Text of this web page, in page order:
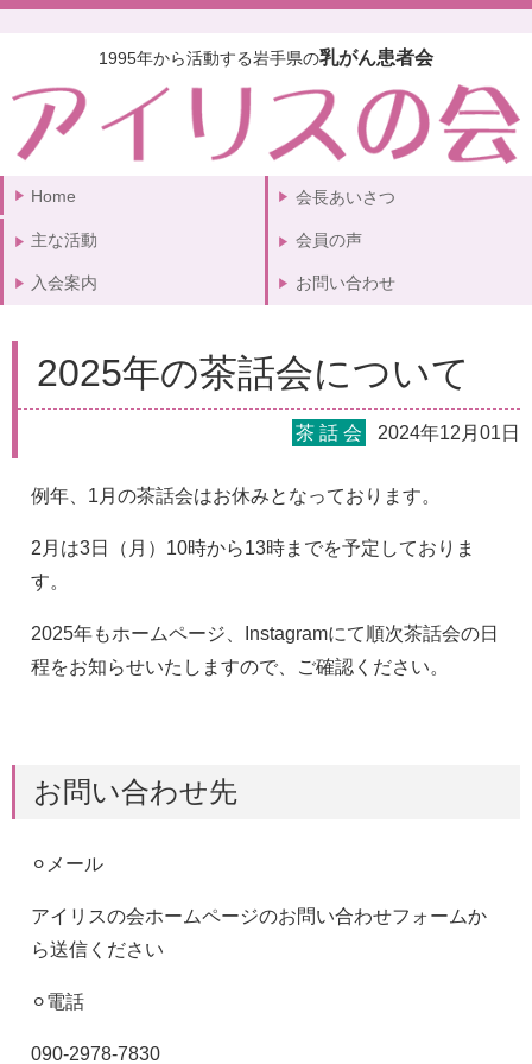
1995年から活動する岩手県の乳がん患者会
Home 会長あいさつ
主な活動 会員の声
入会案内 お問い合わせ
2025年の茶話会について
茶 話 会 2024年12月01日
例年、1月の茶話会はお休みとなっております。
2月は3日（月）10時から13時までを予定しておりま
す。
2025年もホームページ、Instagramにて順次茶話会の日
程をお知らせいたしますので、ご確認ください。
お問い合わせ先
⚪︎メール
アイリスの会ホームページのお問い合わせフォームか
ら送信ください
⚪︎電話
090-2978-7830